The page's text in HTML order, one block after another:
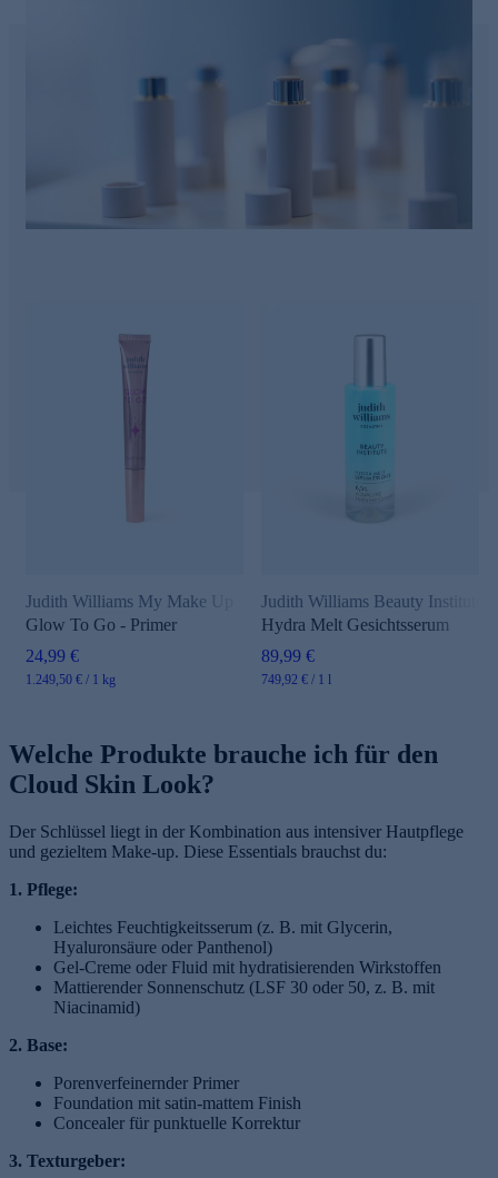
Judith Williams My Make Up
Glow To Go - Primer
24,99 €
1.249,50 € / 1 kg
Judith Williams Beauty Institute
Hydra Melt Gesichtsserum
89,99 €
749,92 € / 1 l
Welche Produkte brauche ich für den
Cloud Skin Look?
Der Schlüssel liegt in der Kombination aus intensiver Hautpflege
und gezieltem Make-up. Diese Essentials brauchst du:
1. Pflege:
Leichtes Feuchtigkeitsserum (z. B. mit Glycerin,
Hyaluronsäure oder Panthenol)
Gel-Creme oder Fluid mit hydratisierenden Wirkstoffen
Mattierender Sonnenschutz (LSF 30 oder 50, z. B. mit
Niacinamid)
2. Base:
Porenverfeinernder Primer
Foundation mit satin-mattem Finish
Concealer für punktuelle Korrektur
3. Texturgeber: